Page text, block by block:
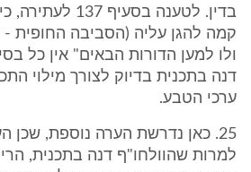
בדין. לטענה
קמה להגן עליה (הסביבה החופית -
ולו למען הדורות הבאים" אין כל
דנה בתכנית בדיוק לצורך מילוי
ערכי הטבע.
25. כאן נדרשת הערה נוספת, שכן
למרות שהוולחו"ף דנה בתכנית,